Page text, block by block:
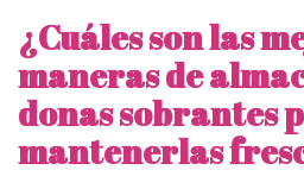
¿Cuáles son las
maneras de
donas sobrantes
mantenerlas